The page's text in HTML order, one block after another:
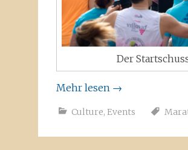
Der
Mehr lesen →
Culture, Events